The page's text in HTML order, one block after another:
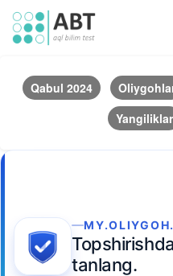
Qabul 2024
Yangiliklar
Topshirishda
tanlang.